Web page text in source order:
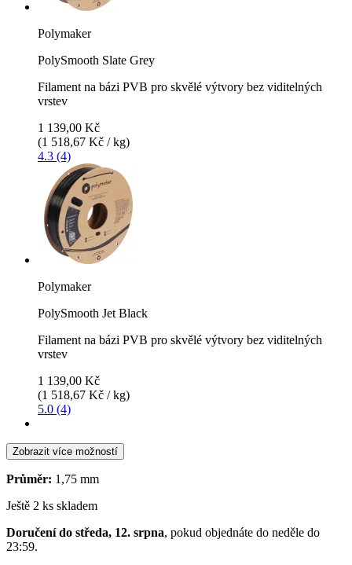
Polymaker
PolySmooth Slate Grey
Filament na bázi PVB pro skvělé výtvory bez viditelných
vrstev
1 139,00 Kč
(1 518,67 Kč / kg)
4.3 (4)
Polymaker
PolySmooth Jet Black
Filament na bázi PVB pro skvělé výtvory bez viditelných
vrstev
1 139,00 Kč
(1 518,67 Kč / kg)
5.0 (4)
Zobrazit více možností
Průměr: 1,75 mm
Ještě 2 ks skladem
Doručení do středa, 12. srpna, pokud objednáte do neděle do
23:59.